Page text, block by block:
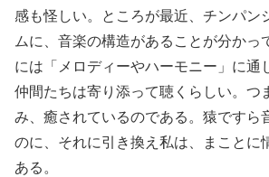
感も怪しい。ところが最近、チンパン
ムに、音楽の構造があることが分かっ
には「メロディーやハーモニー」に通
仲間たちは寄り添って聴くらしい。つ
み、癒されているのである。猿ですら
のに、それに引き換え私は、まことに
ある。